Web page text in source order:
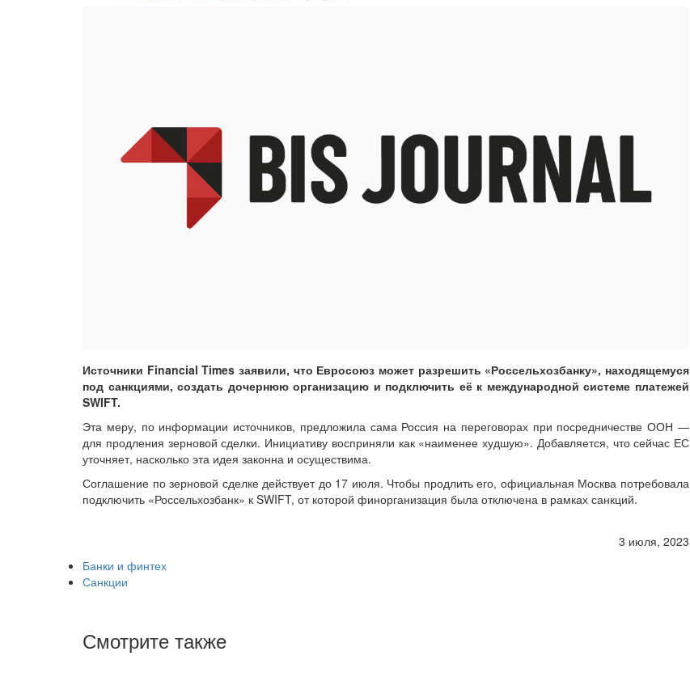
Источники Financial Times заявили, что Евросоюз может разрешить «Россельхозбанку», находящемуся
под санкциями, создать дочернюю организацию и подключить её к международной системе платежей
SWIFT.
Эта меру, по информации источников, предложила сама Россия на переговорах при посредничестве ООН —
для продления зерновой сделки. Инициативу восприняли как «наименее худшую». Добавляется, что сейчас ЕС
уточняет, насколько эта идея законна и осуществима.
Соглашение по зерновой сделке действует до 17 июля. Чтобы продлить его, официальная Москва потребовала
подключить «Россельхозбанк» к SWIFT, от которой финорганизация была отключена в рамках санкций.
3 июля, 2023
Банки и финтех
Санкции
Смотрите также